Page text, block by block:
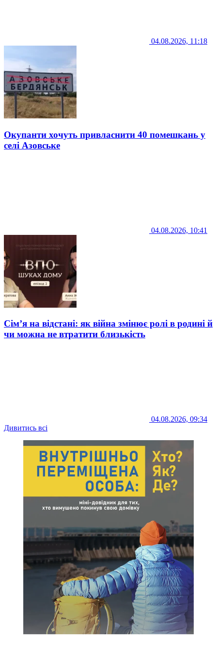
04.08.2026, 11:18
Окупанти хочуть привласнити 40 помешкань у
селі Азовське
04.08.2026, 10:41
Сім’я на відстані: як війна змінює ролі в родині й
чи можна не втратити близькість
04.08.2026, 09:34
Дивитись всі